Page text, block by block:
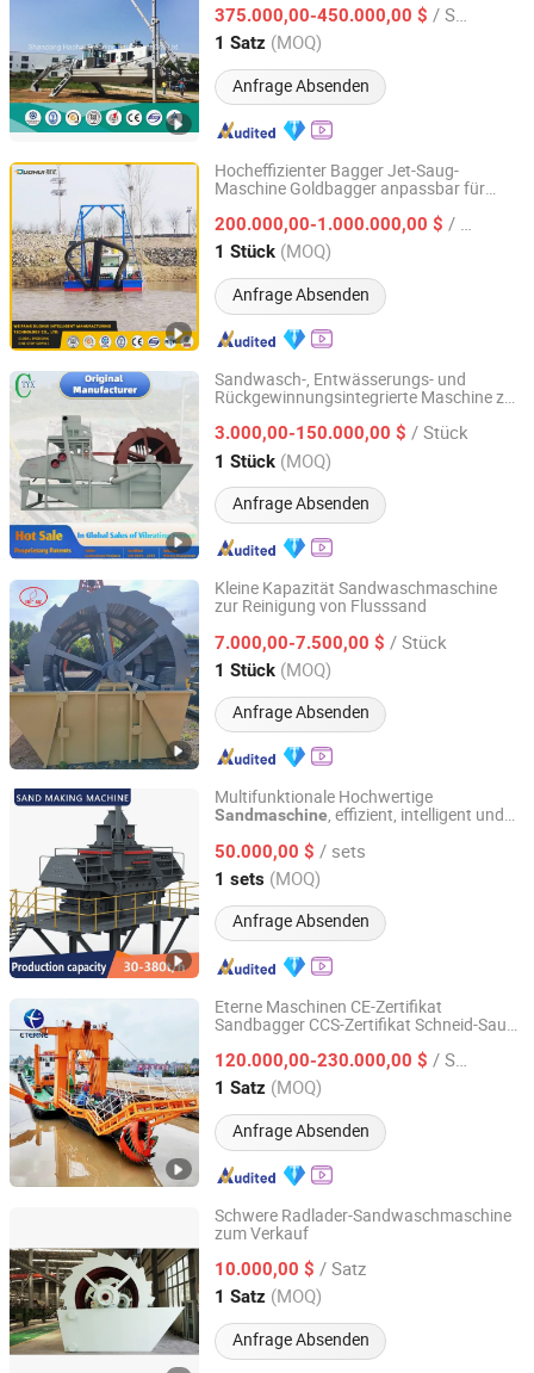
375.000,00-450.000,00 $ / Satz
1 Satz (MOQ)
Anfrage Absenden
Shandong, China Seit 2020
Hocheffizienter Bagger Jet-Saug-
Maschine Goldbagger anpassbar für
Sandextraktion
200.000,00-1.000.000,00 $ / Stück
1 Stück (MOQ)
Anfrage Absenden
Weifang Duohui Intelligent Equipment Technology Co.,
Ltd.
Shandong, China Seit 2026
Sandwasch-, Entwässerungs- und
Rückgewinnungsintegrierte Maschine zur
Kiesmineralien, lineare
Vibrationssiebmaschine, Schüttler
3.000,00-150.000,00 $ / Stück
1 Stück (MOQ)
Anfrage Absenden
TYXC Environmental Protection Equipment
Manufacturing Co., Ltd
Sichuan, China Seit 2024
Kleine Kapazität Sandwaschmaschine
zur Reinigung von Flusssand
7.000,00-7.500,00 $ / Stück
1 Stück (MOQ)
Anfrage Absenden
Shijiazhuang Haihui Machinery Co., Ltd.
Hebei, China Seit 2025
Multifunktionale Hochwertige
Sandmaschine, effizient, intelligent und
50.000,00 $ / sets
1 sets (MOQ)
Anfrage Absenden
Shanghai Jianye Heavy Industry Co., Ltd.
Shanghai, China Seit 2025
Eterne Maschinen CE-Zertifikat
Sandbagger CCS-Zertifikat Schneid-Saug-
120.000,00-230.000,00 $ / Satz
1 Satz (MOQ)
Anfrage Absenden
Weifang Chenyao Environmental Protection Technology
Co., Ltd.
Shandong, China Seit 2018
Schwere Radlader-Sandwaschmaschine
zum Verkauf
10.000,00 $ / Satz
1 Satz (MOQ)
Anfrage Absenden
Zhengzhou Jemelon Mining Machinery Co.Ltd.
Henan, China Seit 2025